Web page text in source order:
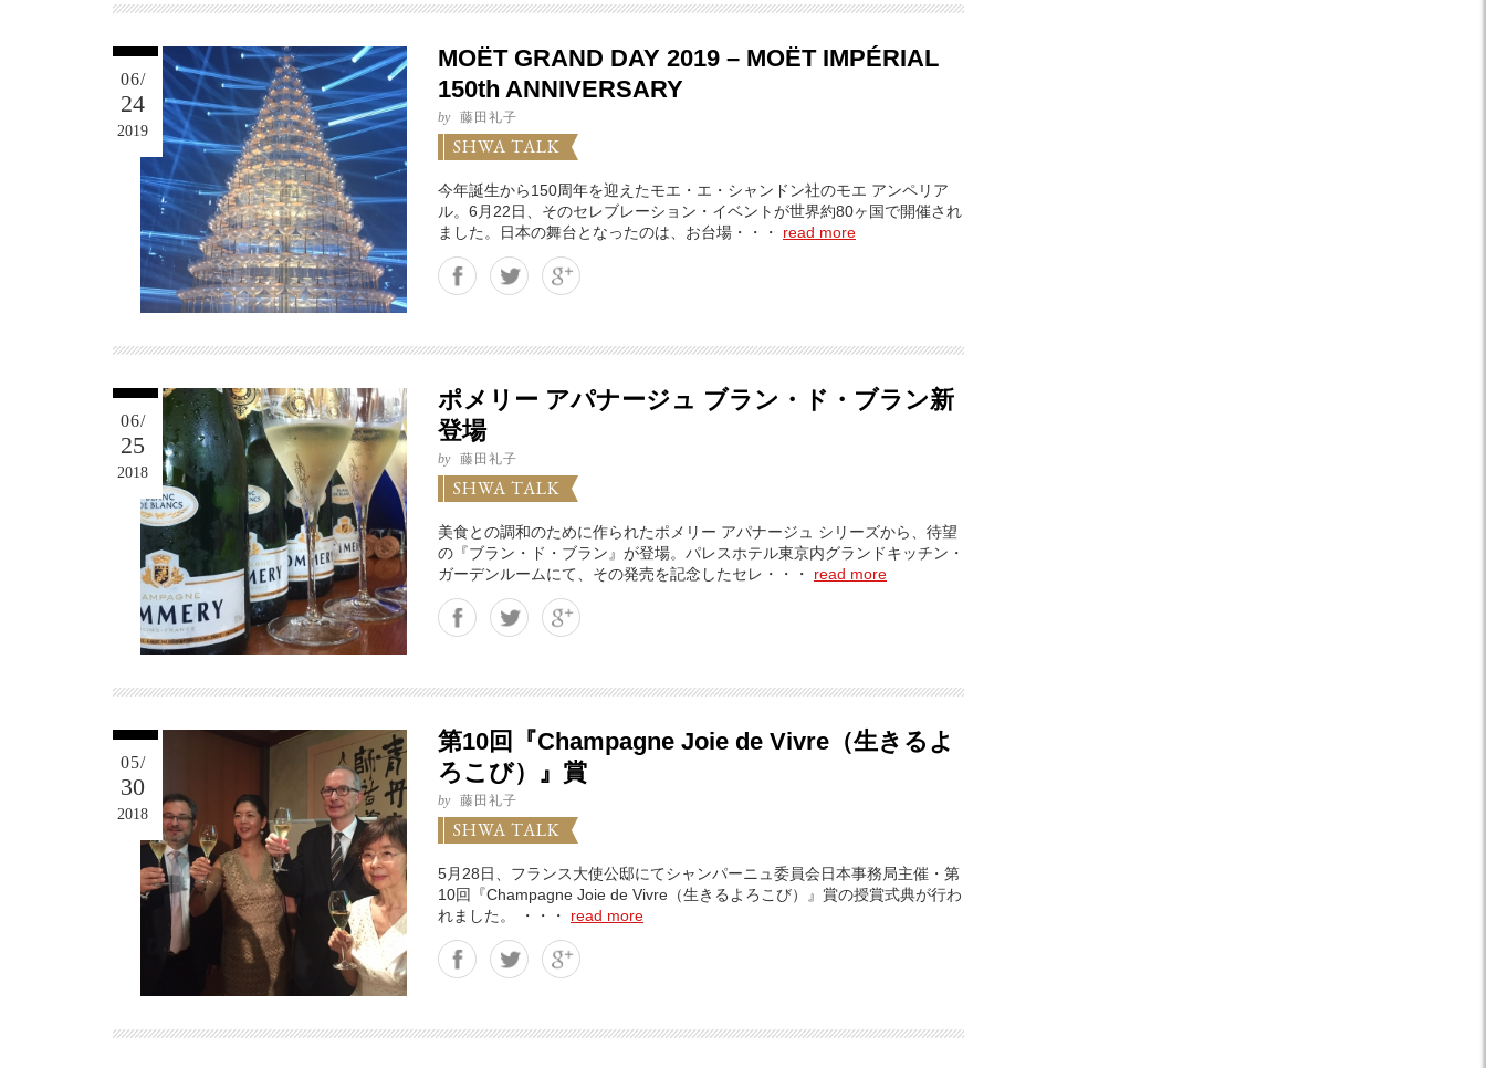
06/
24
2019
MOËT GRAND DAY 2019 – MOËT IMPÉRIAL
150th ANNIVERSARY
by 藤田礼子
SHWA TALK
今年誕生から150周年を迎えたモエ・エ・シャンドン社のモエ アンペリア
ル。6月22日、そのセレブレーション・イベントが世界約80ヶ国で開催され
ました。日本の舞台となったのは、お台場・・・ read more
Google+
06/
25
2018
ポメリー アパナージュ ブラン・ド・ブラン新
登場
by 藤田礼子
SHWA TALK
美食との調和のために作られたポメリー アパナージュ シリーズから、待望
の『ブラン・ド・ブラン』が登場。パレスホテル東京内グランドキッチン・
ガーデンルームにて、その発売を記念したセレ・・・ read more
FacebookTwitter Google+
05/
30
2018
第10回『Champagne Joie de Vivre（生きるよ
ろこび）』賞
by 藤田礼子
SHWA TALK
5月28日、フランス大使公邸にてシャンパーニュ委員会日本事務局主催・第
10回『Champagne Joie de Vivre（生きるよろこび）』賞の授賞式典が行わ
れました。 ・・・ read more
Twitter Google+